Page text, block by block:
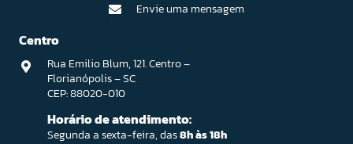
Envie uma mensagem
Centro
Rua Emilio Blum, 121. Centro –
Florianópolis – SC
CEP: 88020-010
Horário de atendimento:
Segunda a sexta-feira, das8h às 18h